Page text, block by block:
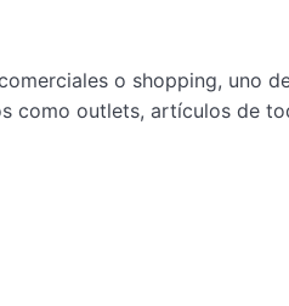
o shopping, uno
como outlets, artículos de